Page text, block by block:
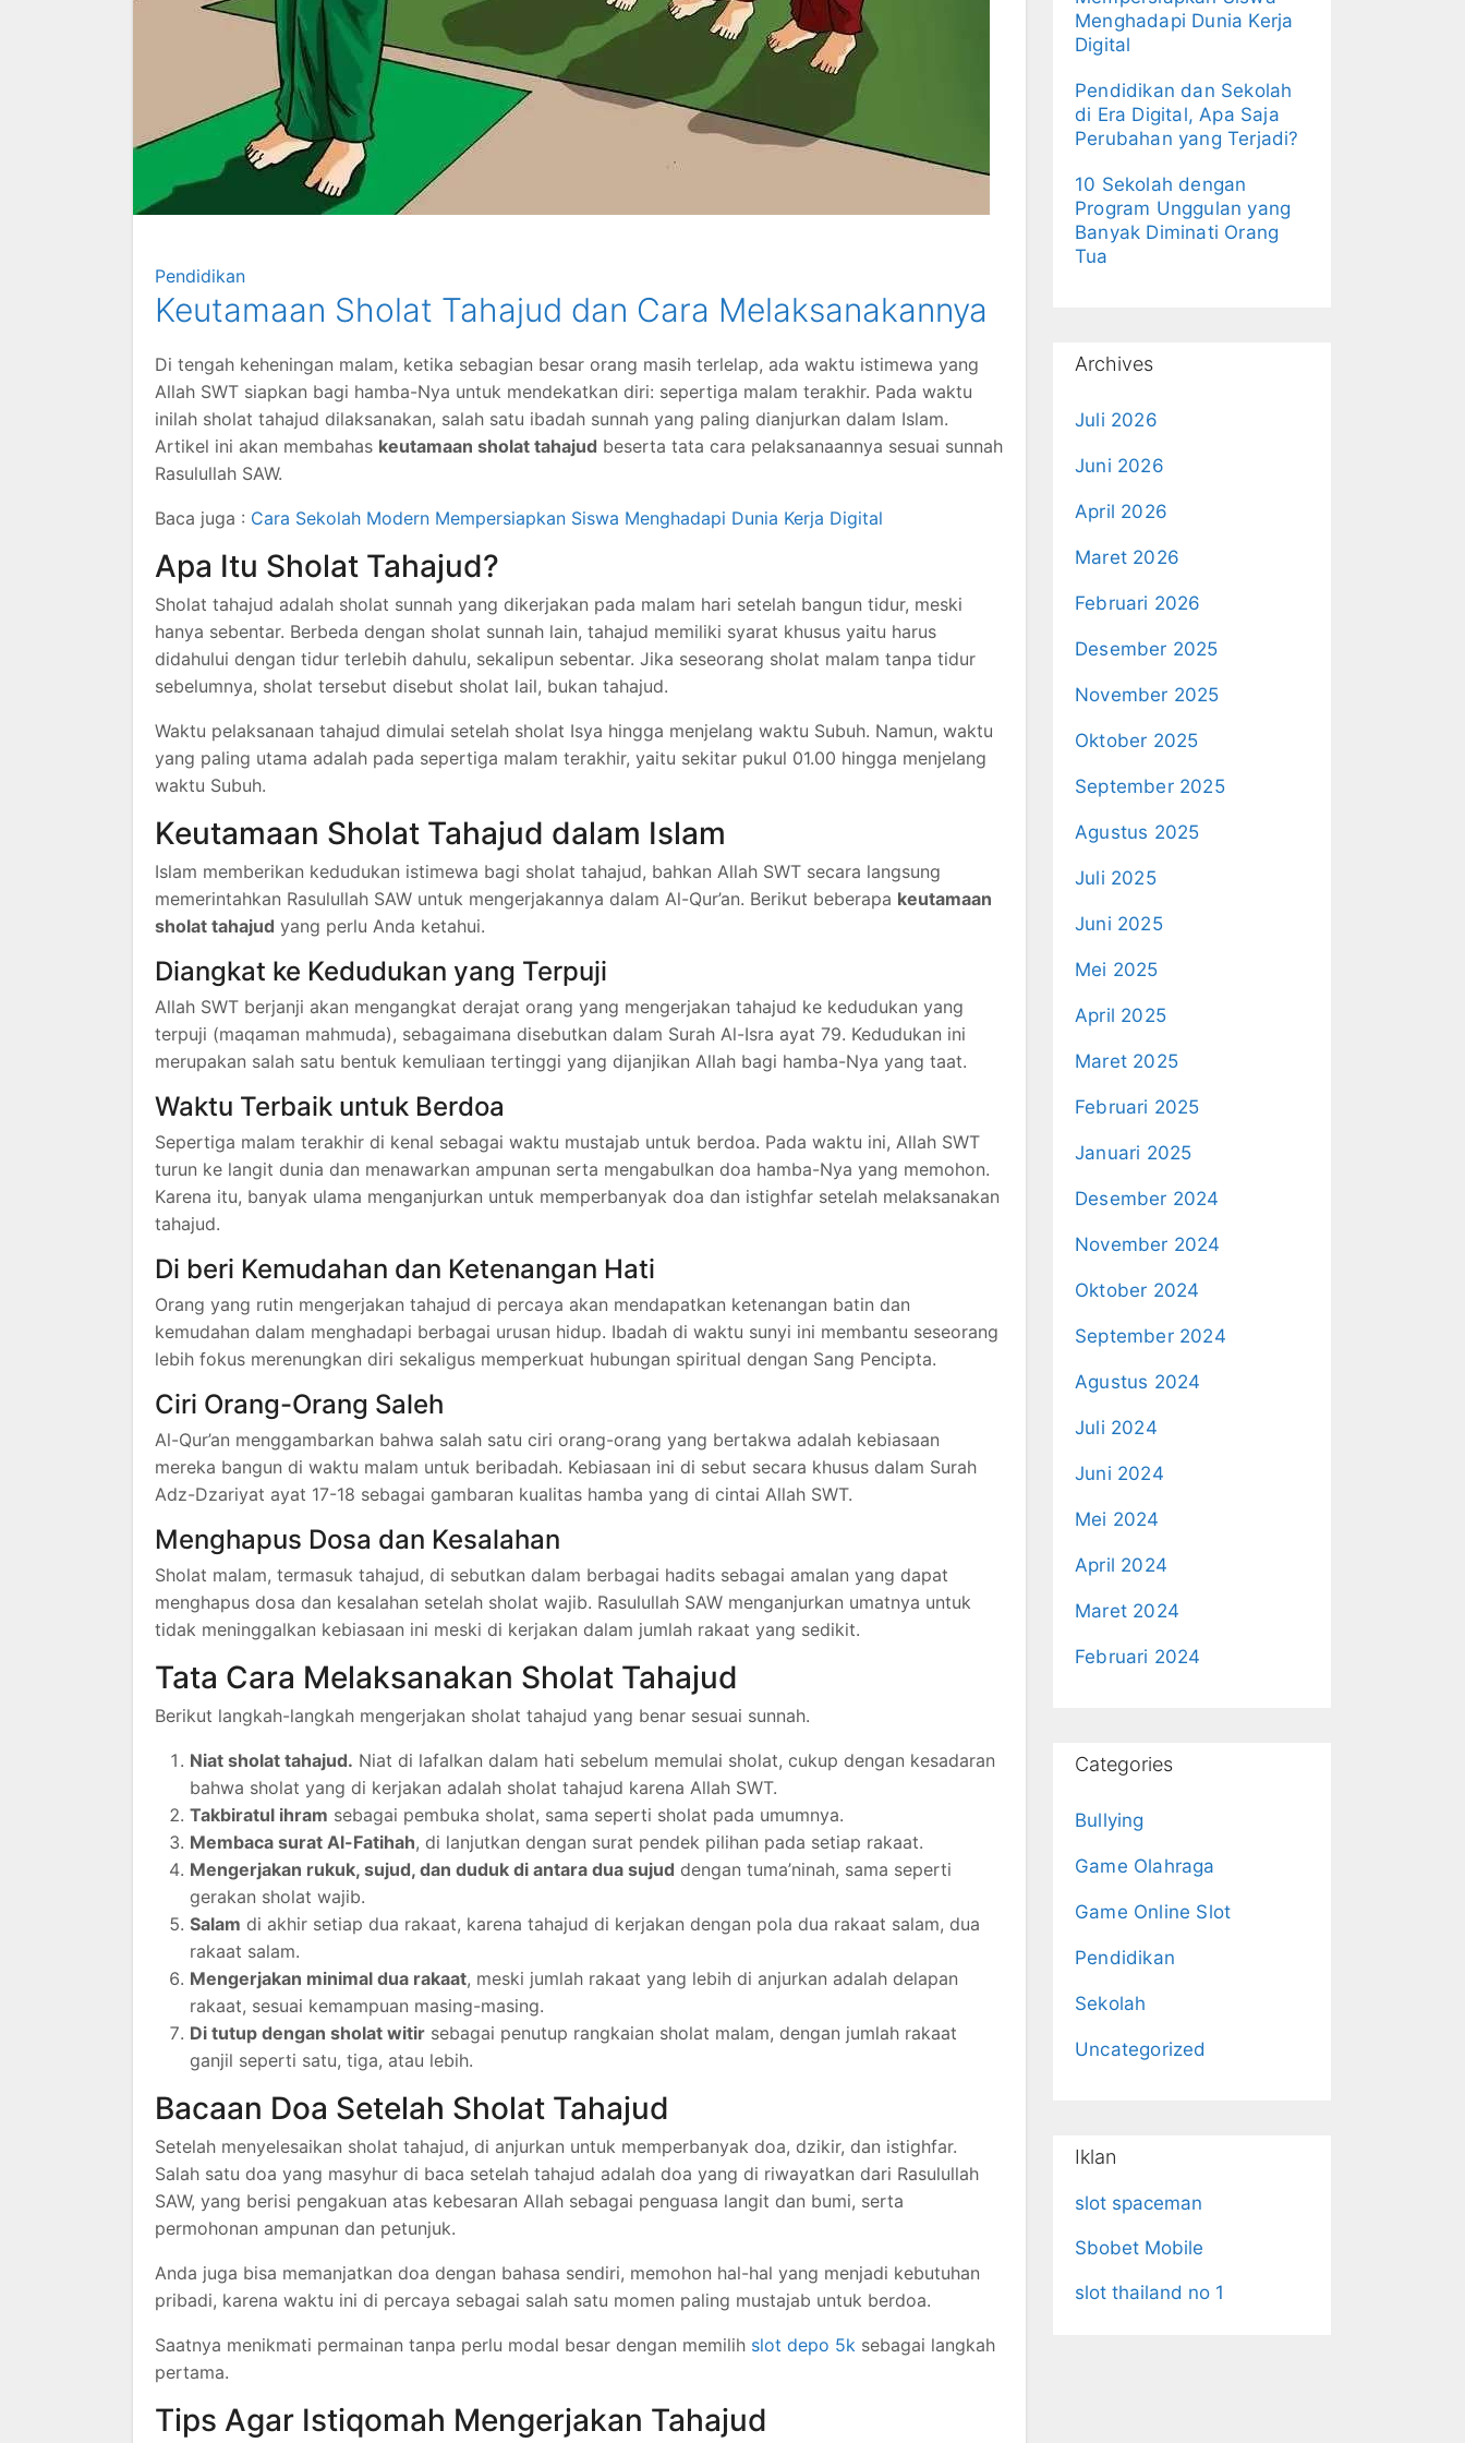
Pendidikan
Keutamaan Sholat Tahajud dan Cara Melaksanakannya
Di tengah keheningan malam, ketika sebagian besar orang masih terlelap, ada waktu istimewa yang
Allah SWT siapkan bagi hamba-Nya untuk mendekatkan diri: sepertiga malam terakhir. Pada waktu
inilah sholat tahajud dilaksanakan, salah satu ibadah sunnah yang paling dianjurkan dalam Islam.
Artikel ini akan membahas keutamaan sholat tahajud beserta tata cara pelaksanaannya sesuai sunnah
Rasulullah SAW.
Baca juga : Cara Sekolah Modern Mempersiapkan Siswa Menghadapi Dunia Kerja Digital
Apa Itu Sholat Tahajud?
Sholat tahajud adalah sholat sunnah yang dikerjakan pada malam hari setelah bangun tidur, meski
hanya sebentar. Berbeda dengan sholat sunnah lain, tahajud memiliki syarat khusus yaitu harus
didahului dengan tidur terlebih dahulu, sekalipun sebentar. Jika seseorang sholat malam tanpa tidur
sebelumnya, sholat tersebut disebut sholat lail, bukan tahajud.
Waktu pelaksanaan tahajud dimulai setelah sholat Isya hingga menjelang waktu Subuh. Namun, waktu
yang paling utama adalah pada sepertiga malam terakhir, yaitu sekitar pukul 01.00 hingga menjelang
waktu Subuh.
Keutamaan Sholat Tahajud dalam Islam
Islam memberikan kedudukan istimewa bagi sholat tahajud, bahkan Allah SWT secara langsung
memerintahkan Rasulullah SAW untuk mengerjakannya dalam Al-Qur’an. Berikut beberapa keutamaan
sholat tahajud yang perlu Anda ketahui.
Diangkat ke Kedudukan yang Terpuji
Allah SWT berjanji akan mengangkat derajat orang yang mengerjakan tahajud ke kedudukan yang
terpuji (maqaman mahmuda), sebagaimana disebutkan dalam Surah Al-Isra ayat 79. Kedudukan ini
merupakan salah satu bentuk kemuliaan tertinggi yang dijanjikan Allah bagi hamba-Nya yang taat.
Waktu Terbaik untuk Berdoa
Sepertiga malam terakhir di kenal sebagai waktu mustajab untuk berdoa. Pada waktu ini, Allah SWT
turun ke langit dunia dan menawarkan ampunan serta mengabulkan doa hamba-Nya yang memohon.
Karena itu, banyak ulama menganjurkan untuk memperbanyak doa dan istighfar setelah melaksanakan
tahajud.
Di beri Kemudahan dan Ketenangan Hati
Orang yang rutin mengerjakan tahajud di percaya akan mendapatkan ketenangan batin dan
kemudahan dalam menghadapi berbagai urusan hidup. Ibadah di waktu sunyi ini membantu seseorang
lebih fokus merenungkan diri sekaligus memperkuat hubungan spiritual dengan Sang Pencipta.
Ciri Orang-Orang Saleh
Al-Qur’an menggambarkan bahwa salah satu ciri orang-orang yang bertakwa adalah kebiasaan
mereka bangun di waktu malam untuk beribadah. Kebiasaan ini di sebut secara khusus dalam Surah
Adz-Dzariyat ayat 17-18 sebagai gambaran kualitas hamba yang di cintai Allah SWT.
Menghapus Dosa dan Kesalahan
Sholat malam, termasuk tahajud, di sebutkan dalam berbagai hadits sebagai amalan yang dapat
menghapus dosa dan kesalahan setelah sholat wajib. Rasulullah SAW menganjurkan umatnya untuk
tidak meninggalkan kebiasaan ini meski di kerjakan dalam jumlah rakaat yang sedikit.
Tata Cara Melaksanakan Sholat Tahajud
Berikut langkah-langkah mengerjakan sholat tahajud yang benar sesuai sunnah.
Niat sholat tahajud. Niat di lafalkan dalam hati sebelum memulai sholat, cukup dengan kesadaran
bahwa sholat yang di kerjakan adalah sholat tahajud karena Allah SWT.
Takbiratul ihram sebagai pembuka sholat, sama seperti sholat pada umumnya.
Membaca surat Al-Fatihah, di lanjutkan dengan surat pendek pilihan pada setiap rakaat.
Mengerjakan rukuk, sujud, dan duduk di antara dua sujud dengan tuma’ninah, sama seperti
gerakan sholat wajib.
Salam di akhir setiap dua rakaat, karena tahajud di kerjakan dengan pola dua rakaat salam, dua
rakaat salam.
Mengerjakan minimal dua rakaat, meski jumlah rakaat yang lebih di anjurkan adalah delapan
rakaat, sesuai kemampuan masing-masing.
Di tutup dengan sholat witir sebagai penutup rangkaian sholat malam, dengan jumlah rakaat
ganjil seperti satu, tiga, atau lebih.
Bacaan Doa Setelah Sholat Tahajud
Setelah menyelesaikan sholat tahajud, di anjurkan untuk memperbanyak doa, dzikir, dan istighfar.
Salah satu doa yang masyhur di baca setelah tahajud adalah doa yang di riwayatkan dari Rasulullah
SAW, yang berisi pengakuan atas kebesaran Allah sebagai penguasa langit dan bumi, serta
permohonan ampunan dan petunjuk.
Anda juga bisa memanjatkan doa dengan bahasa sendiri, memohon hal-hal yang menjadi kebutuhan
pribadi, karena waktu ini di percaya sebagai salah satu momen paling mustajab untuk berdoa.
Saatnya menikmati permainan tanpa perlu modal besar dengan memilih slot depo 5k sebagai langkah
pertama.
Tips Agar Istiqomah Mengerjakan Tahajud
Menghadapi Dunia Kerja
Digital
Pendidikan dan Sekolah
di Era Digital, Apa Saja
Perubahan yang Terjadi?
10 Sekolah dengan
Program Unggulan yang
Banyak Diminati Orang
Tua
Archives
Juli 2026
Juni 2026
April 2026
Maret 2026
Februari 2026
Desember 2025
November 2025
Oktober 2025
September 2025
Agustus 2025
Juli 2025
Juni 2025
Mei 2025
April 2025
Maret 2025
Februari 2025
Januari 2025
Desember 2024
November 2024
Oktober 2024
September 2024
Agustus 2024
Juli 2024
Juni 2024
Mei 2024
April 2024
Maret 2024
Februari 2024
Categories
Bullying
Game Olahraga
Game Online Slot
Pendidikan
Sekolah
Uncategorized
Iklan
slot spaceman
Sbobet Mobile
slot thailand no 1